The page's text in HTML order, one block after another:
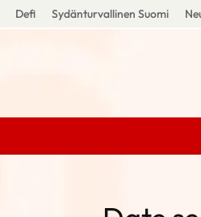
Defi Sydänturvallinen Suomi